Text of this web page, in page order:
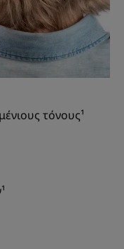
τόνους¹